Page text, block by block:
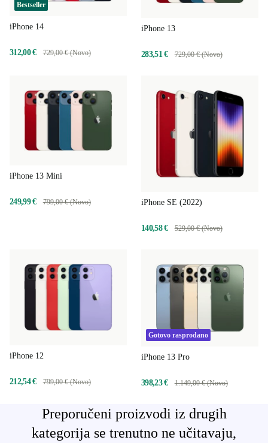
Bestseller
iPhone 14
312,00 € 729,00 € (Novo)
iPhone 13
283,51 € 729,00 € (Novo)
iPhone 13 Mini
249,99 € 799,00 € (Novo) iPhone SE (2022)
140,58 € 529,00 € (Novo)
iPhone 12
212,54 € 799,00 € (Novo)
Gotovo rasprodano
iPhone 13 Pro
398,23 € 1.149,00 € (Novo)
Preporučeni proizvodi iz drugih
kategorija se trenutno ne učitavaju,